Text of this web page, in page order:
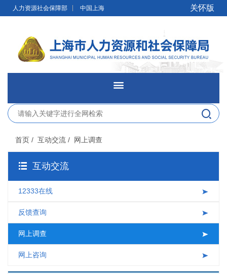
无障碍操作说明 跳转到网站导航区
人力资源社会保障部 中国上海 关怀版
网站首页
新闻发布
首页 / 互动交流 / 网上调查
互动交流
12333在线
反馈查询
网上调查
网上咨询